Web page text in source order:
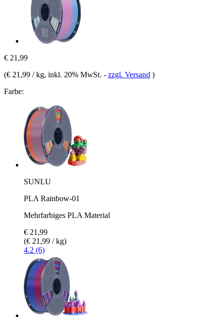
€ 21,99
(€ 21,99 / kg, inkl. 20% MwSt. - zzgl. Versand )
Farbe:
SUNLU
PLA Rainbow-01
Mehrfarbiges PLA Material
€ 21,99
(€ 21,99 / kg)
4.2 (6)